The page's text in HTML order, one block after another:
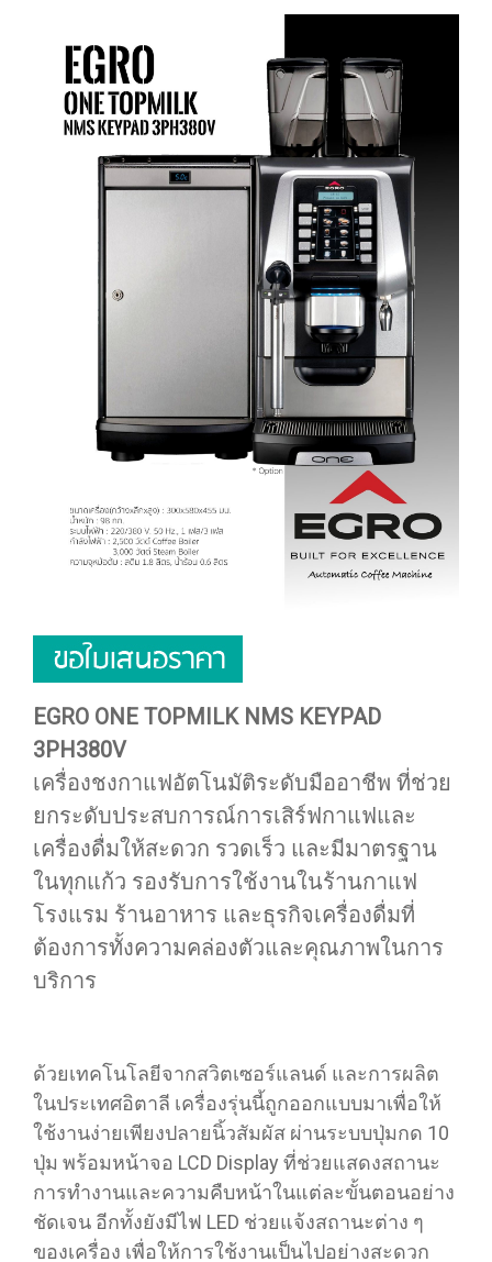
EGRO ONE TOPMILK NMS KEYPAD
3PH380V
เครื่องชงกาแฟอัตโนมัติระดับมืออาชีพ ที่ช่วย
ยกระดับประสบการณ์การเสิร์ฟกาแฟและ
เครื่องดื่มให้สะดวก รวดเร็ว และมีมาตรฐาน
ในทุกแก้ว รองรับการใช้งานในร้านกาแฟ
โรงแรม ร้านอาหาร และธุรกิจเครื่องดื่มที่
ต้องการทั้งความคล่องตัวและคุณภาพในการ
บริการ
ด้วยเทคโนโลยีจากสวิตเซอร์แลนด์ และการผลิต
ในประเทศอิตาลี เครื่องรุ่นนี้ถูกออกแบบมาเพื่อให้
ใช้งานง่ายเพียงปลายนิ้วสัมผัส ผ่านระบบปุ่มกด 10
ปุ่ม พร้อมหน้าจอ LCD Display ที่ช่วยแสดงสถานะ
การทำงานและความคืบหน้าในแต่ละขั้นตอนอย่าง
ชัดเจน อีกทั้งยังมีไฟ LED ช่วยแจ้งสถานะต่าง ๆ
ของเครื่อง เพื่อให้การใช้งานเป็นไปอย่างสะดวก